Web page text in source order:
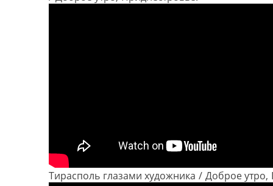
Тирасполь глазами художника / Доброе утро,